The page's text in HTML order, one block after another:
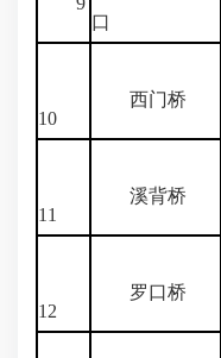
口
10
西门桥
11
溪背桥
12
罗口桥